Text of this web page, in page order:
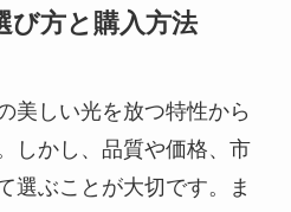
び方と購入方法
美しい光を放つ特性から
しかし、品質や価格、市
選ぶことが大切です。ま